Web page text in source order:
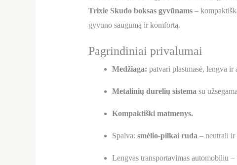
Trixie Skudo boksas gyvūnams–
gyvūno saugumą ir komfortą.
Pagrindiniai privalumai
Medžiaga: patvari plastmasė, lengva
Metalinių durelių sistema su
Kompaktiški matmenys.
Spalva: smėlio-pilkai ruda – neutrali ir
Lengvas transportavimas automobiliu